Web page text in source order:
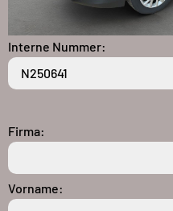
Interne Nummer:
Firma:
Vorname: